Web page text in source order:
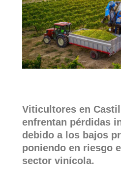
Viticultores en
enfrentan pérdidas
debido a los bajos
poniendo en riesgo
sector vinícola.